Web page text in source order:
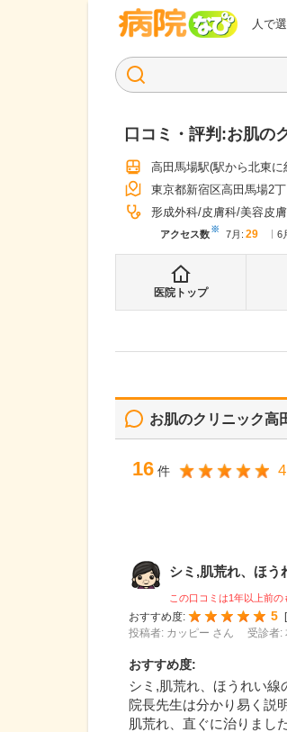
人で
病院なび
口コミ・評判:お肌の
高田馬場駅(駅から北東に
東京都新宿区高田馬場2
形成外科 皮膚科 美容皮
アクセス数※ 7月 : 29 6
医院トップ
お肌のクリニック高
16 件
シミ,肌荒れ、ほう
この口コミは1年以上前の
おすすめ度:
5 [
投稿者: カッピー さん
受診者:
おすすめ度:
シミ,肌荒れ、ほうれい線
院長先生は分かり易く説
肌荒れ、直ぐに治りまし